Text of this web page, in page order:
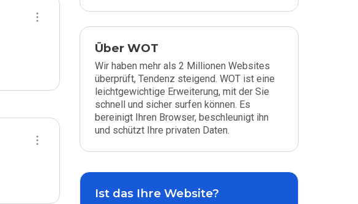
Über WOT
Wir haben mehr als 2 Millionen Websites
überprüft, Tendenz steigend. WOT ist eine
leichtgewichtige Erweiterung, mit der Sie
schnell und sicher surfen können. Es
bereinigt Ihren Browser, beschleunigt ihn
und schützt Ihre privaten Daten.
Ist das Ihre Website?